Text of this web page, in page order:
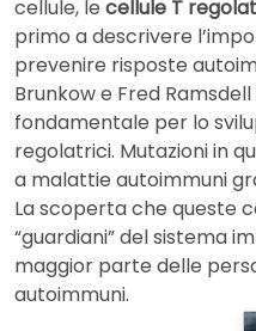
cellule, le cellule T
primo a descrivere
prevenire risposte
Brunkow e Fred
fondamentale per lo
regolatrici. Mutazioni in
a malattie autoimmuni
La scoperta che queste
“guardiani” del sistema
maggior parte delle
autoimmuni.